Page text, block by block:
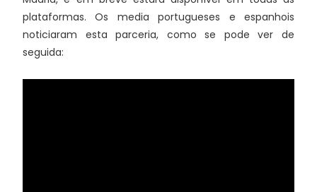
plataformas. Os media portugueses e espanhois
noticiaram esta parceria, como se pode ver de
seguida: